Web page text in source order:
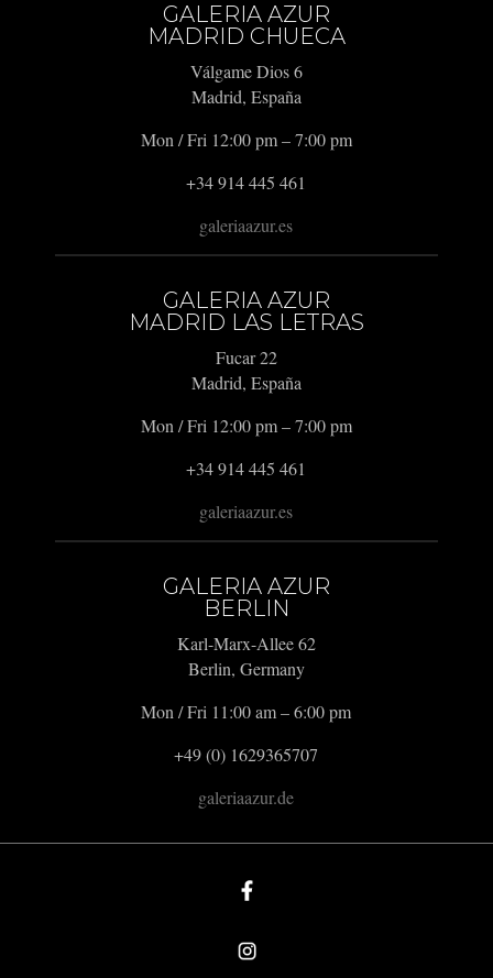
GALERIA AZUR
MADRID CHUECA
Válgame Dios 6
Madrid, España
Mon / Fri 12:00 pm – 7:00 pm
+34 914 445 461
galeriaazur.es
GALERIA AZUR
MADRID LAS LETRAS
Fucar 22
Madrid, España
Mon / Fri 12:00 pm – 7:00 pm
+34 914 445 461
galeriaazur.es
GALERIA AZUR
BERLIN
Karl-Marx-Allee 62
Berlin, Germany
Mon / Fri 11:00 am – 6:00 pm
+49 (0) 1629365707
galeriaazur.de